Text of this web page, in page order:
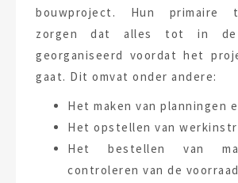
bouwproject. Hun primaire
zorgen dat alles tot in
georganiseerd voordat het
gaat. Dit omvat onder andere:
Het maken van planningen
Het opstellen van
Het bestellen van
controleren van de